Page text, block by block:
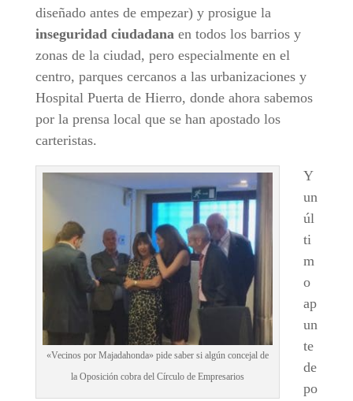
diseñado antes de empezar) y prosigue la
inseguridad ciudadanaen todos los barrios y
zonas de la ciudad, pero especialmente en el
centro, parques cercanos a las urbanizaciones y
Hospital Puerta de Hierro, donde ahora sabemos
por la prensa local que se han apostado los
carteristas.
«Vecinos por Majadahonda» pide saber si algún concejal de
la Oposición cobra del Círculo de Empresarios
Y
un
úl
ti
m
o
ap
un
te
de
po